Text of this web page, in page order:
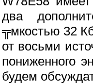
два
╦мкостью 32
от восьми
пониженного
будем